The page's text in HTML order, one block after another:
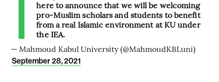
here to announce that we will be welcoming
pro-Muslim scholars and students to benefit
from a real Islamic environment at KU under
the IEA.
— Mahmoud Kabul University (@MahmoudKBLuni)
September 28, 2021